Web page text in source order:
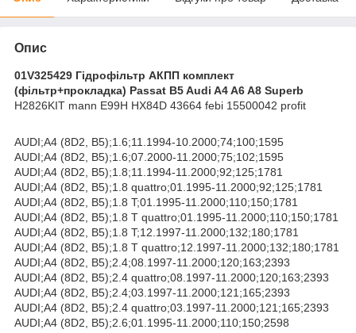
Опис
01V325429 Гідрофільтр АКПП комплект
(фільтр+прокладка) Passat B5 Audi A4 A6 A8 Superb
H2826KIT mann E99H HX84D 43664 febi 15500042 profit
AUDI;A4 (8D2, B5);1.6;11.1994-10.2000;74;100;1595
AUDI;A4 (8D2, B5);1.6;07.2000-11.2000;75;102;1595
AUDI;A4 (8D2, B5);1.8;11.1994-11.2000;92;125;1781
AUDI;A4 (8D2, B5);1.8 quattro;01.1995-11.2000;92;125;1781
AUDI;A4 (8D2, B5);1.8 T;01.1995-11.2000;110;150;1781
AUDI;A4 (8D2, B5);1.8 T quattro;01.1995-11.2000;110;150;1781
AUDI;A4 (8D2, B5);1.8 T;12.1997-11.2000;132;180;1781
AUDI;A4 (8D2, B5);1.8 T quattro;12.1997-11.2000;132;180;1781
AUDI;A4 (8D2, B5);2.4;08.1997-11.2000;120;163;2393
AUDI;A4 (8D2, B5);2.4 quattro;08.1997-11.2000;120;163;2393
AUDI;A4 (8D2, B5);2.4;03.1997-11.2000;121;165;2393
AUDI;A4 (8D2, B5);2.4 quattro;03.1997-11.2000;121;165;2393
AUDI;A4 (8D2, B5);2.6;01.1995-11.2000;110;150;2598